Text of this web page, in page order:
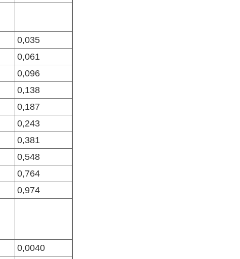
0,035
0,061
0,096
0,138
0,187
0,243
0,381
0,548
0,764
0,974
0,0040